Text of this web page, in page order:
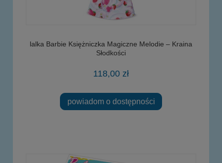
lalka Barbie Księżniczka Magiczne Melodie – Kraina
Słodkości
118,00 zł
powiadom o dostępności